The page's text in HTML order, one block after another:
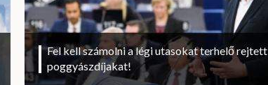
Fel kell számolni a légi utasokat terhelő rejtett
poggyászdíjakat!